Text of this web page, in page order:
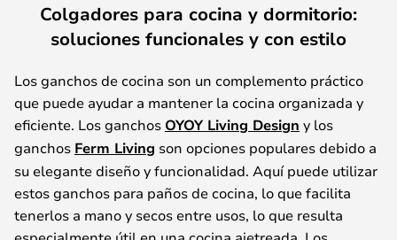
Colgadores para cocina y dormitorio:
soluciones funcionales y con estilo
Los ganchos de cocina son un complemento práctico
que puede ayudar a mantener la cocina organizada y
eficiente. Los ganchos OYOY Living Design y los
ganchos Ferm Living son opciones populares debido a
su elegante diseño y funcionalidad. Aquí puede utilizar
estos ganchos para paños de cocina, lo que facilita
tenerlos a mano y secos entre usos, lo que resulta